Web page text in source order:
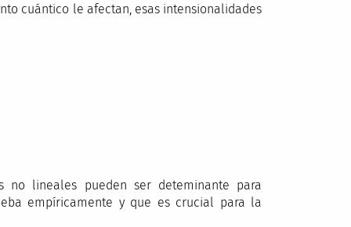
cuántico le afectan, esas intensionalidades
no lineales pueden ser deteminante para
empíricamente y que es crucial para la